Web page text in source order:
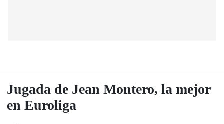
Jugada de Jean Montero, la mejor
en Euroliga